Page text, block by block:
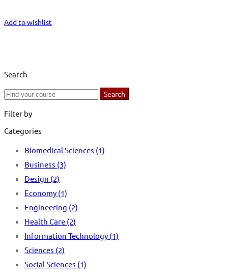
Add to wishlist
Search
Search
Search
Filter by
Categories
Biomedical Sciences (1)
Business (3)
Design (2)
Economy (1)
Engineering (2)
Health Care (2)
Information Technology (1)
Sciences (2)
Social Sciences (1)